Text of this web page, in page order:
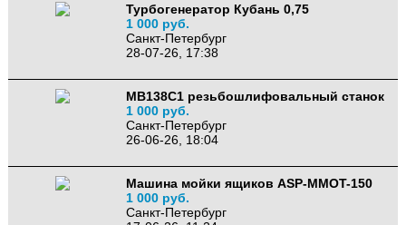
Турбогенератор Кубань 0,75
1 000 руб.
Санкт-Петербург
28-07-26, 17:38
МВ138С1 резьбошлифовальный станок
1 000 руб.
Санкт-Петербург
26-06-26, 18:04
Машина мойки ящиков ASP-MMOT-150
1 000 руб.
Санкт-Петербург